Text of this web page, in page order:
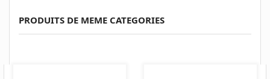
PRODUITS DE MEME CATEGORIES